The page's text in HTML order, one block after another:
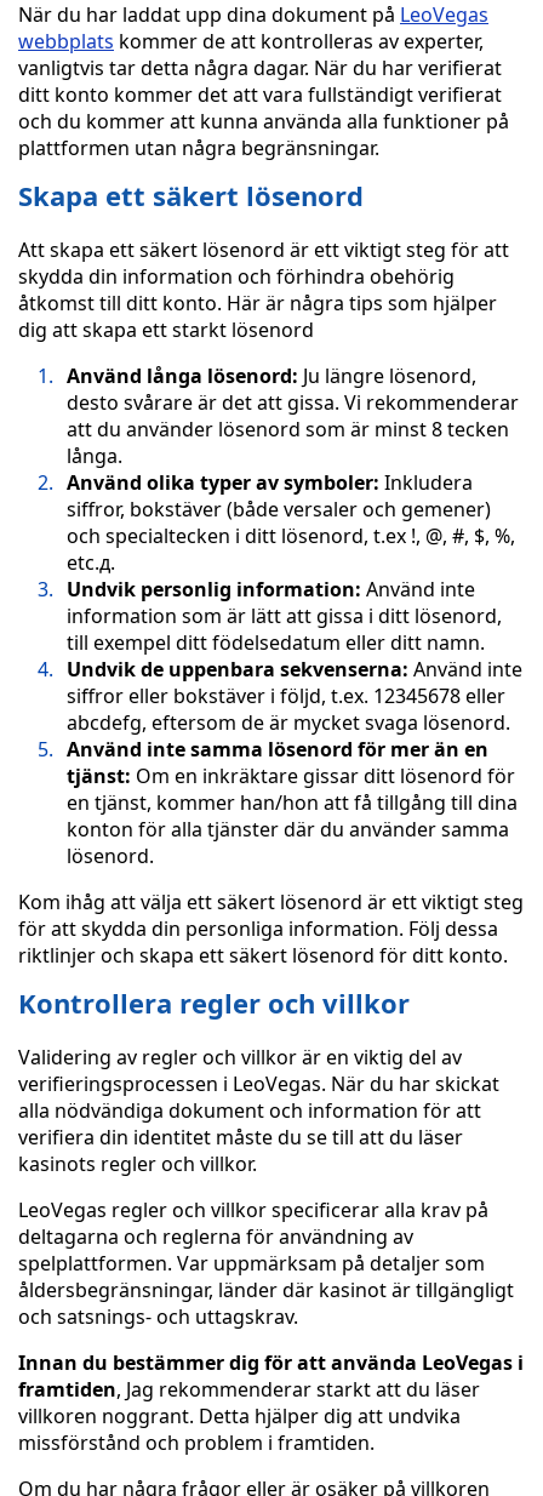
När du har laddat upp dina dokument på LeoVegas
webbplats kommer de att kontrolleras av experter,
vanligtvis tar detta några dagar. När du har verifierat
ditt konto kommer det att vara fullständigt verifierat
och du kommer att kunna använda alla funktioner på
plattformen utan några begränsningar.
Skapa ett säkert lösenord
Att skapa ett säkert lösenord är ett viktigt steg för att
skydda din information och förhindra obehörig
åtkomst till ditt konto. Här är några tips som hjälper
dig att skapa ett starkt lösenord
Använd långa lösenord: Ju längre lösenord,
desto svårare är det att gissa. Vi rekommenderar
att du använder lösenord som är minst 8 tecken
långa.
Använd olika typer av symboler: Inkludera
siffror, bokstäver (både versaler och gemener)
och specialtecken i ditt lösenord, t.ex !, @, #, $, %,
etc.д.
Undvik personlig information: Använd inte
information som är lätt att gissa i ditt lösenord,
till exempel ditt födelsedatum eller ditt namn.
Undvik de uppenbara sekvenserna: Använd inte
siffror eller bokstäver i följd, t.ex. 12345678 eller
abcdefg, eftersom de är mycket svaga lösenord.
Använd inte samma lösenord för mer än en
tjänst: Om en inkräktare gissar ditt lösenord för
en tjänst, kommer han/hon att få tillgång till dina
konton för alla tjänster där du använder samma
lösenord.
Kom ihåg att välja ett säkert lösenord är ett viktigt steg
för att skydda din personliga information. Följ dessa
riktlinjer och skapa ett säkert lösenord för ditt konto.
Kontrollera regler och villkor
Validering av regler och villkor är en viktig del av
verifieringsprocessen i LeoVegas. När du har skickat
alla nödvändiga dokument och information för att
verifiera din identitet måste du se till att du läser
kasinots regler och villkor.
LeoVegas regler och villkor specificerar alla krav på
deltagarna och reglerna för användning av
spelplattformen. Var uppmärksam på detaljer som
åldersbegränsningar, länder där kasinot är tillgängligt
och satsnings- och uttagskrav.
Innan du bestämmer dig för att använda LeoVegas i
framtiden, Jag rekommenderar starkt att du läser
villkoren noggrant. Detta hjälper dig att undvika
missförstånd och problem i framtiden.
Om du har några frågor eller är osäker på villkoren